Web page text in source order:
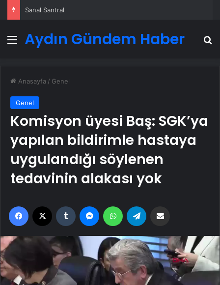
Sanal Santral
Menü
Aydın Gündem Haber
Anasayfa / Genel
Genel
Komisyon üyesi Baş: SGK’ya
yapılan bildirimle hastaya
uygulandığı söylenen
tedavinin alakası yok
Facebook Tumblr MessengerWhatsApp